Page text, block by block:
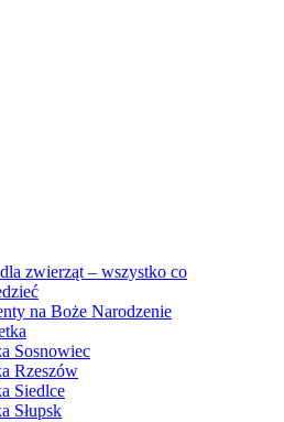
zwierząt – wszystko co
na Boże Narodzenie
Sosnowiec
Rzeszów
Siedlce
Słupsk